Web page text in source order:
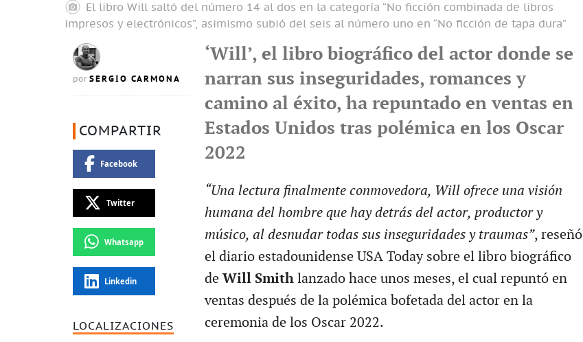
El libro Will saltó del número 14 al dos en la categoría “No ficción combinada de libros
impresos y electrónicos”, asimismo subió del seis al número uno en “No ficción de tapa dura”
por SERGIO CARMONA
COMPARTIR
Facebook
Twitter
Whatsapp
Linkedin
LOCALIZACIONES
‘Will’, el libro biográfico del actor donde se
narran sus inseguridades, romances y
camino al éxito, ha repuntado en ventas en
Estados Unidos tras polémica en los Oscar
2022
“Una lectura finalmente conmovedora, Will ofrece una visión
humana del hombre que hay detrás del actor, productor y
músico, al desnudar todas sus inseguridades y traumas”, reseñó
el diario estadounidense USA Today sobre el libro biográfico
de Will Smithlanzado hace unos meses, el cual repuntó en
ventas después de la polémica bofetada del actor en la
ceremonia de los Oscar 2022.